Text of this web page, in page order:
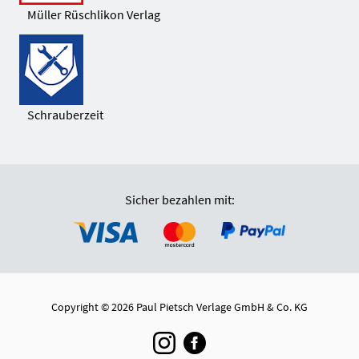
Müller Rüschlikon Verlag
Schrauberzeit
Sicher bezahlen mit:
Copyright © 2026 Paul Pietsch Verlage GmbH & Co. KG